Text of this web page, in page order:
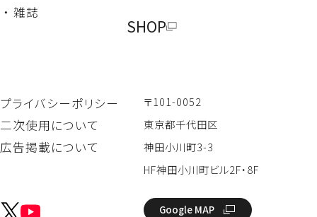
プライバシーポリシー
二次使用について
広告掲載について
〒101-0052
東京都千代田区
神田小川町3-3
HF神田小川町ビル2F・8F
Google MAP
・ 雑誌
SHOP